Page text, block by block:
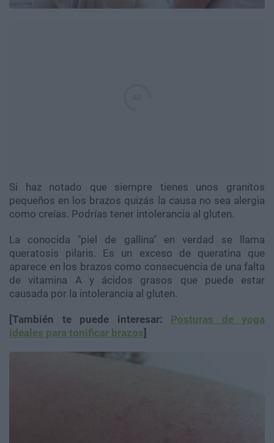
Si haz notado que siempre tienes unos granitos
pequeños en los brazos quizás la causa no sea alergia
como creías. Podrías tener intolerancia al gluten.
La conocida "piel de gallina" en verdad se llama
queratosis pilaris. Es un exceso de queratina que
aparece en los brazos como consecuencia de una falta
de vitamina A y ácidos grasos que puede estar
causada por la intolerancia al gluten.
[También te puede interesar: Posturas de yoga
ideales para tonificar brazos]